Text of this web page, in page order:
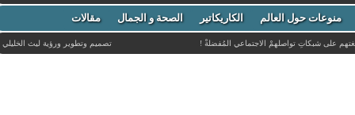
مواليد
موت ميسي ميلان نادي نشر
وفاة وفيات يوتيوب منوعات حول العالم الكاريكاتير الصحة و الجمال مقالات
على شبكاتِ تواصلهمْ الاجتماعي المُفضلةْ ! تصميم وتطوير ورؤيةليث الخليلي